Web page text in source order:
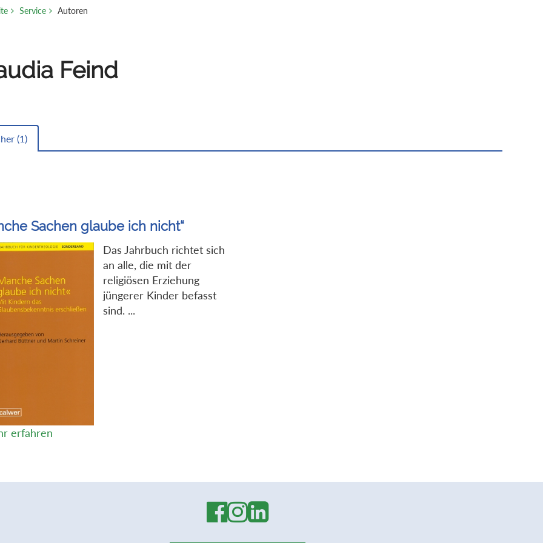
Service Autoren
Feind
(1)
Sachen glaube ich nicht“
Das Jahrbuch richtet sich
an alle, die mit der
religiösen Erziehung
jüngerer Kinder befasst
sind. ...
erfahren